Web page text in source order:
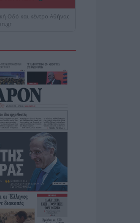
Οδό και κέντρο Αθήνας